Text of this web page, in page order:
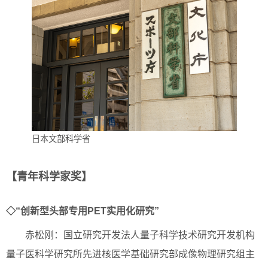
日本文部科学省
【青年科学家奖】
◇“创新型头部专用PET实用化研究”
赤松刚：国立研究开发法人量子科学技术研究开发机构
量子医科学研究所先进核医学基础研究部成像物理研究组主